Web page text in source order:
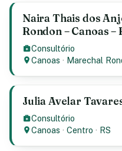
Naira Thais dos
Rondon – Canoas –
Consultório
Canoas · Marechal
Julia Avelar
Consultório
Canoas ·Centro · RS